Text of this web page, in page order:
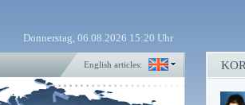
Donnerstag, 06.08.2026 15:20 Uhr
English articles: